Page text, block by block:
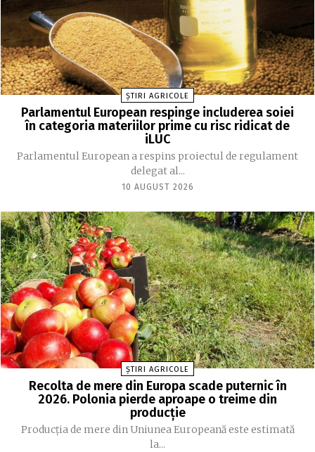
ȘTIRI AGRICOLE
Parlamentul European respinge includerea soiei
în categoria materiilor prime cu risc ridicat de
iLUC
Parlamentul European a respins proiectul de regulament
delegat al...
10 AUGUST 2026
ȘTIRI AGRICOLE
Recolta de mere din Europa scade puternic în
2026. Polonia pierde aproape o treime din
producție
Producția de mere din Uniunea Europeană este estimată
la...